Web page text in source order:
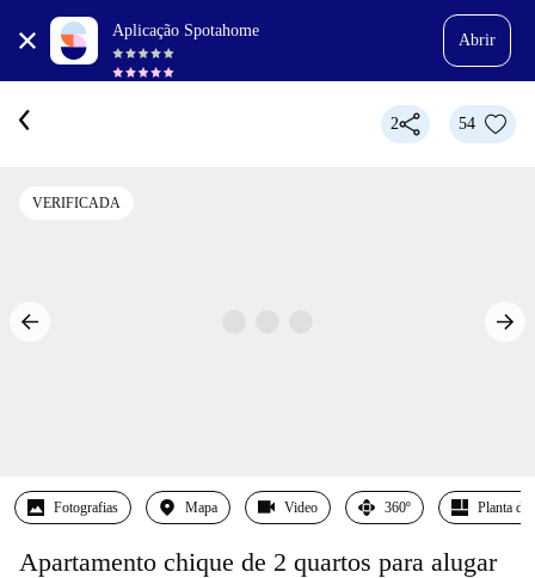
Aplicação Spotahome
Abrir
2 54
VERIFICADA
Fotografias Mapa Video 360º Planta
Apartamento chique de 2 quartos para alugar